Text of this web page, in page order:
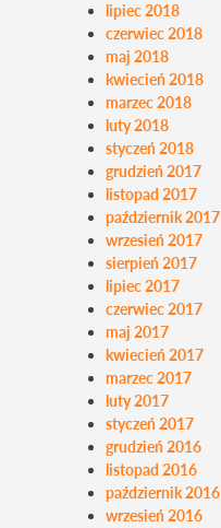
lipiec 2018
czerwiec 2018
maj 2018
kwiecień 2018
marzec 2018
luty 2018
styczeń 2018
grudzień 2017
listopad 2017
październik 2017
wrzesień 2017
sierpień 2017
lipiec 2017
czerwiec 2017
maj 2017
kwiecień 2017
marzec 2017
luty 2017
styczeń 2017
grudzień 2016
listopad 2016
październik 2016
wrzesień 2016